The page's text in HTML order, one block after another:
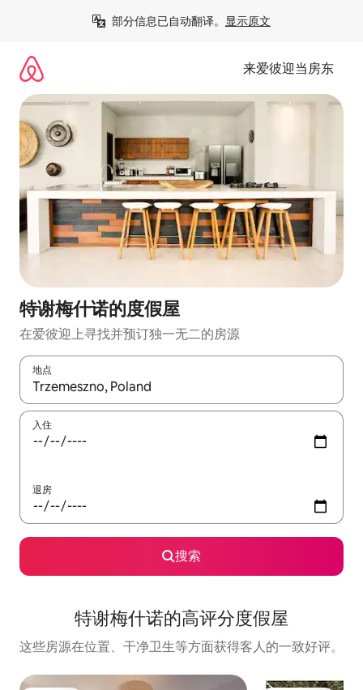
部分信息已自动翻译。 显示原文
来爱彼迎当房东
特谢梅什诺的度假屋
在爱彼迎上寻找并预订独一无二的房源
地点
如有搜索结果，请使用上下方向键查看，或通过点击或滑动手势
入住
退房
搜索
特谢梅什诺的高评分度假屋
这些房源在位置、干净卫生等方面获得客人的一致好评。